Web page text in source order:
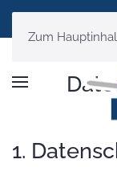
Zum
1.